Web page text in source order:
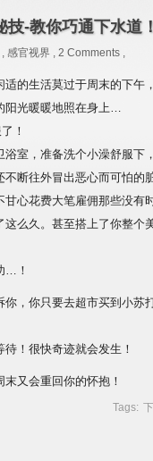
技-教你巧通下水道！
感官视界 , 2 Comments ,
适的生活莫过于周末的下午
阳光暖暖地照在身上…
！
室，准备洗个小澡舒服下
不断往外冒出恶心而可怕的
甘心花费大笔雇佣那些没有
么久。甚至搭上了你整个
…！
你，你只要去超市买到小苏
！很快奇迹就会发生！
又会重回你的怀抱！
Tags: